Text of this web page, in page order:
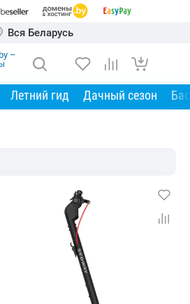
Вся Беларусь
Летний гид Дачный сезон